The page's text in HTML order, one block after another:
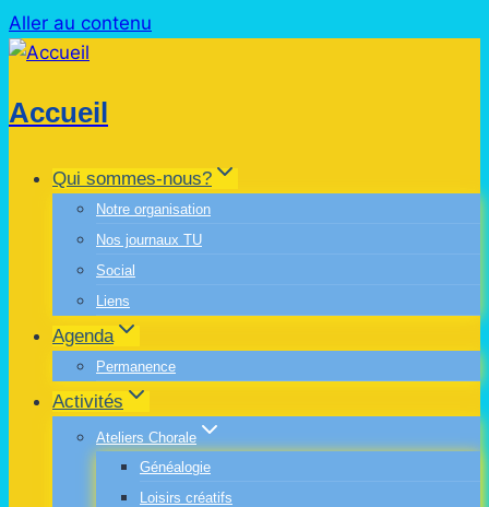
Aller au contenu
Accueil
Qui sommes-nous?
Notre organisation
Nos journaux TU
Social
Liens
Agenda
Permanence
Activités
Ateliers Chorale
Généalogie
Loisirs créatifs